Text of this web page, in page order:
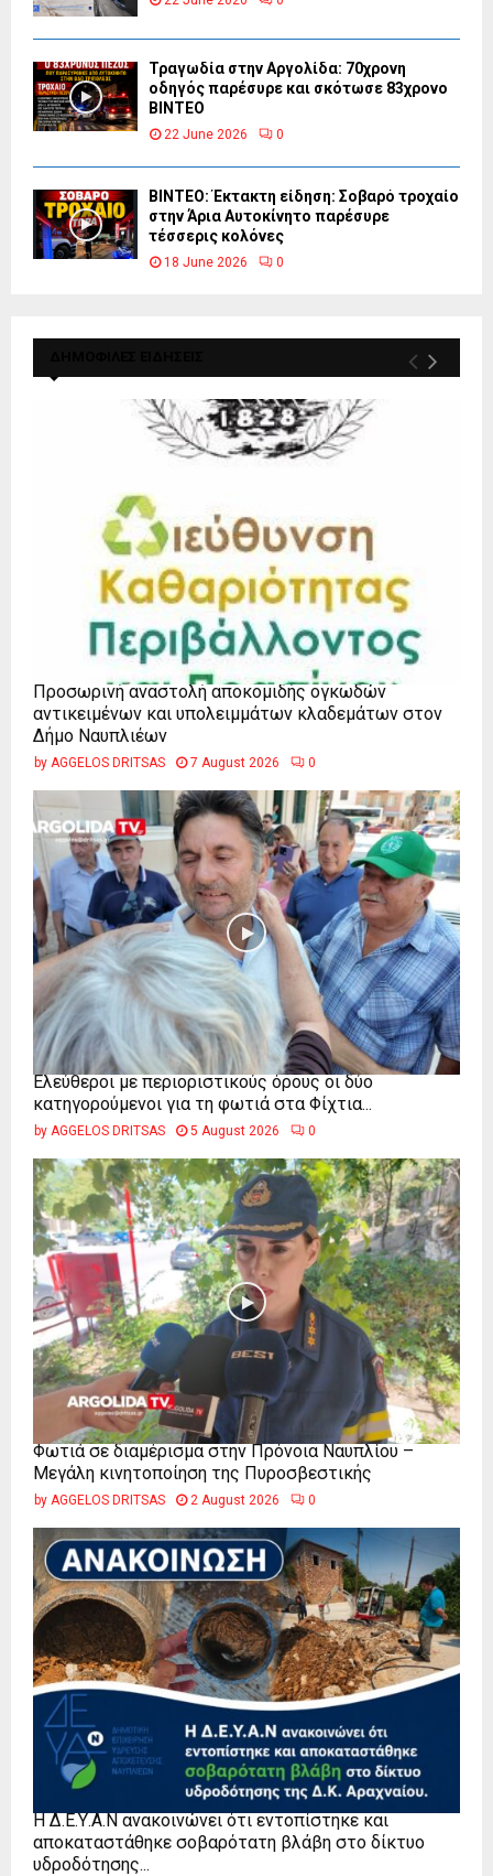
Τραγωδία στην Αργολίδα: 70χρονη
οδηγός παρέσυρε και σκότωσε 83χρονο
ΒΙΝΤΕΟ
22 June 2026 0
ΒΙΝΤΕΟ: Έκτακτη είδηση: Σοβαρό τροχαίο
στην Άρια Αυτοκίνητο παρέσυρε
τέσσερις κολόνες
18 June 2026 0
Προσωρινή αναστολή αποκομιδής ογκωδών
αντικειμένων και υπολειμμάτων κλαδεμάτων στον
Δήμο Ναυπλιέων
by AGGELOS DRITSAS 7 August 2026 0
Ελεύθεροι με περιοριστικούς όρους οι δύο
κατηγορούμενοι για τη φωτιά στα Φίχτια...
by AGGELOS DRITSAS 5 August 2026 0
Φωτιά σε διαμέρισμα στην Πρόνοια Ναυπλίου –
Μεγάλη κινητοποίηση της Πυροσβεστικής
by AGGELOS DRITSAS 2 August 2026 0
Η Δ.Ε.Υ.Α.Ν ανακοινώνει ότι εντοπίστηκε και
αποκαταστάθηκε σοβαρότατη βλάβη στο δίκτυο
υδροδότησης...